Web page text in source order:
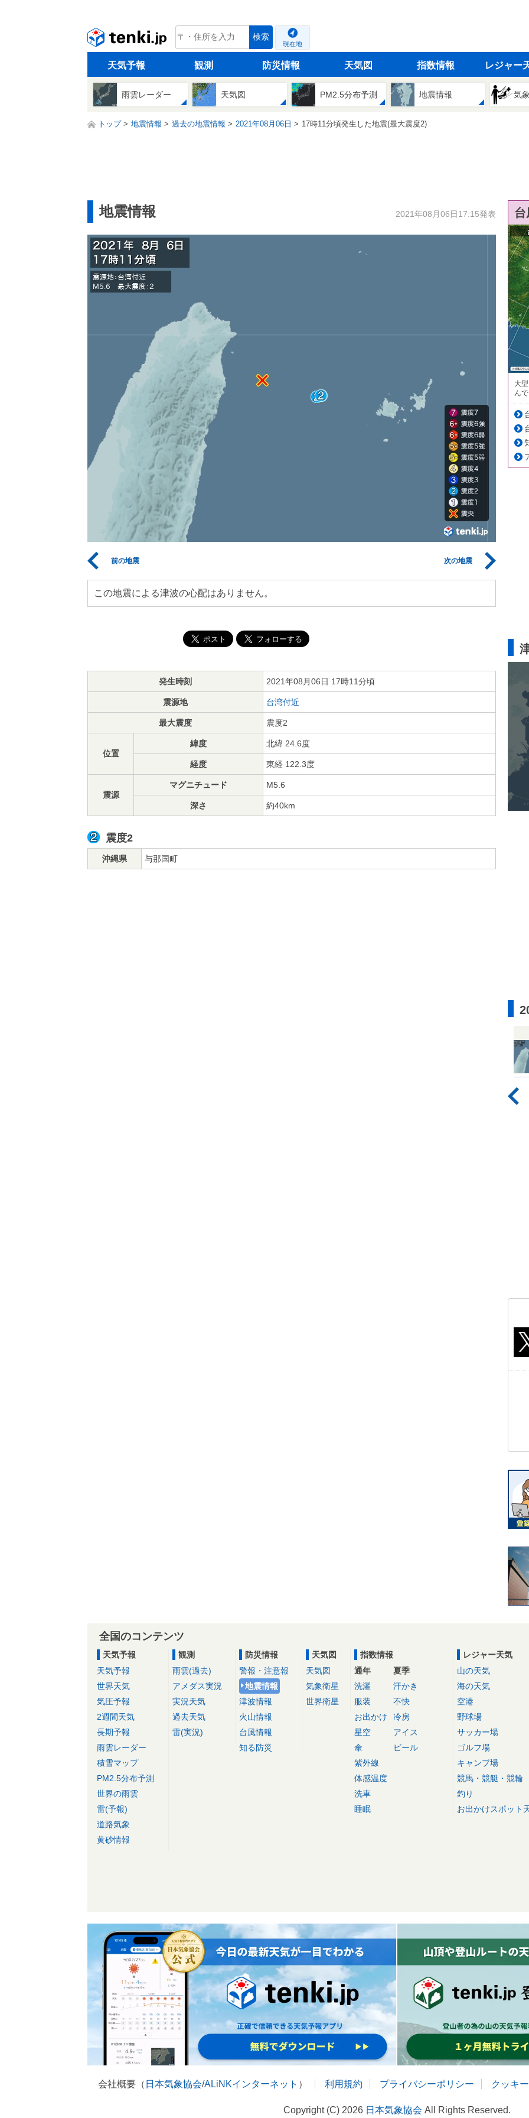
tenki.jp 検索
現在地
天気予報 観測 防災情報 天気図 指数情報 レジャー
雨雲レーダー 天気図 PM2.5分布予測 地震情報 気
トップ 地震情報 過去の地震情報 2021年08月06日 17時11分頃発生した地震(最大震度2)
地震情報 2021年08月06日17:15発表
前の地震 次の地震
この地震による津波の心配はありません。
発生時刻 2021年08月06日 17時11分頃
震源地 台湾付近
最大震度 震度2
位置
緯度 北緯 24.6度
経度 東経 122.3度
震源
マグニチュード M5.6
深さ 約40km
震度2
沖縄県 与那国町
大
ん
全国のコンテンツ
天気予報
天気予報
世界天気
気圧予報
2週間天気
長期予報
雨雲レーダー
積雪マップ
PM2.5分布予測
世界の雨雲
雷(予報)
道路気象
黄砂情報
観測
雨雲(過去)
アメダス実況
実況天気
過去天気
雷(実況)
防災情報
警報・注意報
地震情報
津波情報
火山情報
台風情報
知る防災
天気図
天気図
気象衛星
世界衛星
指数情報
通年
洗濯
服装
お出かけ
星空
傘
紫外線
体感温度
洗車
睡眠
夏季
汗かき
不快
冷房
アイス
ビール
レジャー天気
山の天気
海の天気
空港
野球場
サッカー場
ゴルフ場
キャンプ場
競馬・競艇・競輪
釣り
お出かけスポット
会社概要（ 日本気象協会/ALiNKインターネット ） 利用規約 プライバシーポリシー クッキ
Copyright (C) 2026 日本気象協会 All Rights Reserved.